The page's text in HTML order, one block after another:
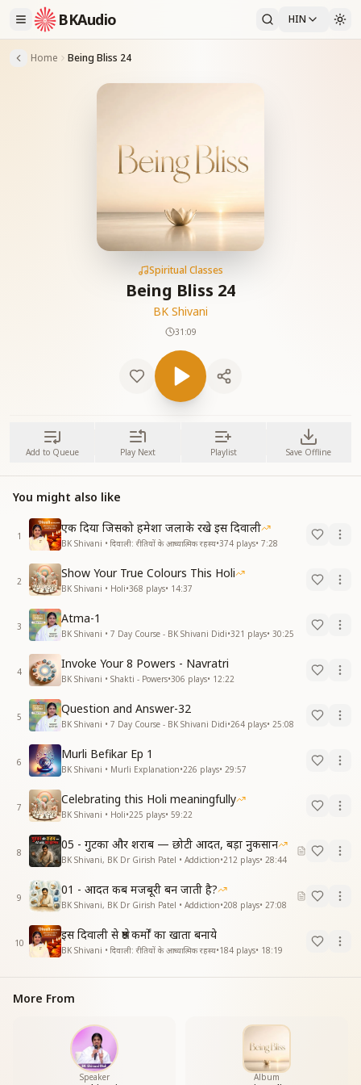
BKAudio HIN
Home Being Bliss 24
Spiritual Classes
Being Bliss 24
BK Shivani
31:09
Add to Queue Play Next Playlist Save Offline
You might also like
1
एक दिया जिसको हमेशा जलाके रखे इस दिवाली
BK Shivani • दिवाली: रीतियों के आध्यात्मिक रहस्य•374 plays• 7:28
2
Show Your True Colours This Holi
BK Shivani • Holi•368 plays• 14:37
3
Atma-1
BK Shivani • 7 Day Course - BK Shivani Didi•321 plays• 30:25
4
Invoke Your 8 Powers - Navratri
BK Shivani • Shakti - Powers•306 plays• 12:22
5
Question and Answer-32
BK Shivani • 7 Day Course - BK Shivani Didi•264 plays• 25:08
6
Murli Befikar Ep 1
BK Shivani • Murli Explanation•226 plays• 29:57
7
Celebrating this Holi meaningfully
BK Shivani • Holi•225 plays• 59:22
8
05 - गुटका और शराब — छोटी आदत, बड़ा नुकसान
BK Shivani, BK Dr Girish Patel • Addiction•212 plays• 28:44
9
01 - आदत कब मजबूरी बन जाती है?
BK Shivani, BK Dr Girish Patel • Addiction•208 plays• 27:08
10
इस दिवाली से श्रेष्ठ कर्मों का खाता बनाये
BK Shivani • दिवाली: रीतियों के आध्यात्मिक रहस्य•184 plays• 18:19
More From
Speaker Album